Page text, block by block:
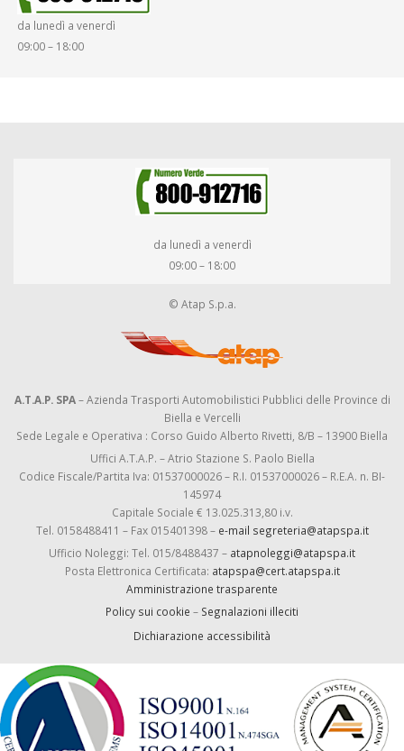
da lunedì a venerdì
09:00 – 18:00
da lunedì a venerdì
09:00 – 18:00
© Atap S.p.a.
A.T.A.P. SPA– Azienda Trasporti Automobilistici Pubblici delle Province di
Biella e Vercelli
Sede Legale e Operativa : Corso Guido Alberto Rivetti, 8/B – 13900 Biella
Uffici A.T.A.P. – Atrio Stazione S. Paolo Biella
Codice Fiscale/Partita Iva: 01537000026 – R.I. 01537000026 – R.E.A. n. BI-
145974
Capitale Sociale € 13.025.313,80 i.v.
Tel. 0158488411 – Fax 015401398 – e-mail segreteria@atapspa.it
Ufficio Noleggi: Tel. 015/8488437 – atapnoleggi@atapspa.it
Posta Elettronica Certificata: atapspa@cert.atapspa.it
Amministrazione trasparente
Policy sui cookie – Segnalazioni illeciti
Dichiarazione accessibilità